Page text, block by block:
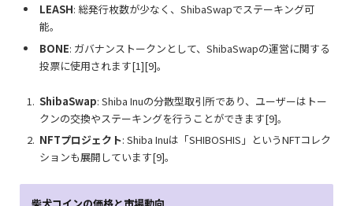
LEASH: 総発行枚数が少なく、ShibaSwapでステーキング可
能。
BONE: ガバナンストークンとして、ShibaSwapの運営に関する
投票に使用されます[1][9]。
ShibaSwap: Shiba Inuの分散型取引所であり、ユーザーはトー
クンの交換やステーキングを行うことができます[9]。
NFTプロジェクト: Shiba Inuは「SHIBOSHIS」というNFTコレク
ションも展開しています[9]。